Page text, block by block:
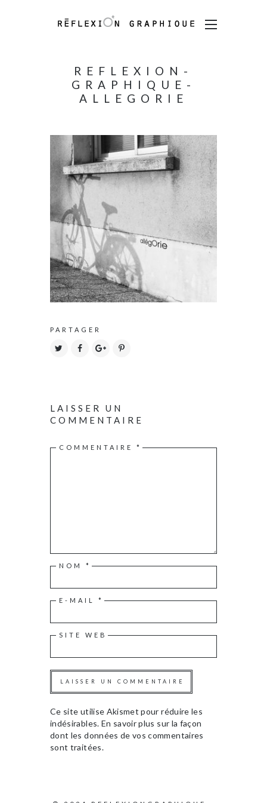
REFLEXION-
GRAPHIQUE-
ALLEGORIE
PARTAGER
LAISSER UN
COMMENTAIRE
COMMENTAIRE *
NOM *
E-MAIL *
SITE WEB
Ce site utilise Akismet pour réduire les
indésirables. En savoir plus sur la façon
dont les données de vos commentaires
sont traitées.